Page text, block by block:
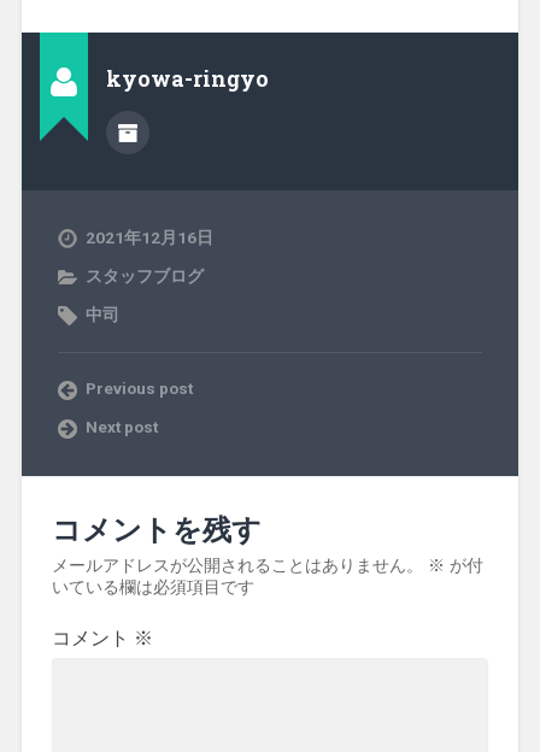
kyowa-ringyo
2021年12月16日
スタッフブログ
中司
Previous post
Next post
コメントを残す
メールアドレスが公開されることはありません。 ※ が付
いている欄は必須項目です
コメント ※